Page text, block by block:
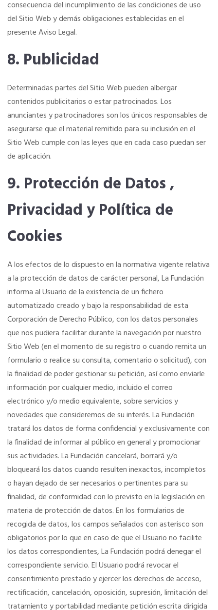
consecuencia del incumplimiento de las condiciones de uso
del Sitio Web y demás obligaciones establecidas en el
presente Aviso Legal.
8. Publicidad
Determinadas partes del Sitio Web pueden albergar
contenidos publicitarios o estar patrocinados. Los
anunciantes y patrocinadores son los únicos responsables de
asegurarse que el material remitido para su inclusión en el
Sitio Web cumple con las leyes que en cada caso puedan ser
de aplicación.
9. Protección de Datos ,
Privacidad y Política de
Cookies
A los efectos de lo dispuesto en la normativa vigente relativa
a la protección de datos de carácter personal, La Fundación
informa al Usuario de la existencia de un fichero
automatizado creado y bajo la responsabilidad de esta
Corporación de Derecho Público, con los datos personales
que nos pudiera facilitar durante la navegación por nuestro
Sitio Web (en el momento de su registro o cuando remita un
formulario o realice su consulta, comentario o solicitud), con
la finalidad de poder gestionar su petición, así como enviarle
información por cualquier medio, incluido el correo
electrónico y/o medio equivalente, sobre servicios y
novedades que consideremos de su interés. La Fundación
tratará los datos de forma confidencial y exclusivamente con
la finalidad de informar al público en general y promocionar
sus actividades. La Fundación cancelará, borrará y/o
bloqueará los datos cuando resulten inexactos, incompletos
o hayan dejado de ser necesarios o pertinentes para su
finalidad, de conformidad con lo previsto en la legislación en
materia de protección de datos. En los formularios de
recogida de datos, los campos señalados con asterisco son
obligatorios por lo que en caso de que el Usuario no facilite
los datos correspondientes, La Fundación podrá denegar el
correspondiente servicio. El Usuario podrá revocar el
consentimiento prestado y ejercer los derechos de acceso,
rectificación, cancelación, oposición, supresión, limitación del
tratamiento y portabilidad mediante petición escrita dirigida